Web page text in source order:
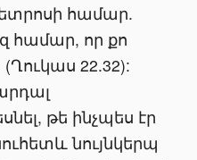
համար.
համար, որ քո
22.32):
թե ինչպես էր
նույնկերպ